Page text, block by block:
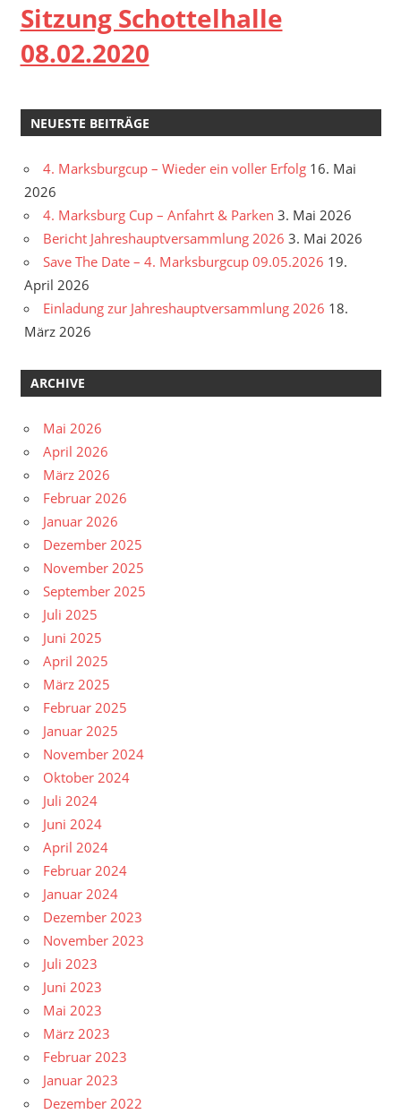
Sitzung Schottelhalle
08.02.2020
NEUESTE BEITRÄGE
4. Marksburgcup – Wieder ein voller Erfolg 16. Mai
2026
4. Marksburg Cup – Anfahrt & Parken 3. Mai 2026
Bericht Jahreshauptversammlung 2026 3. Mai 2026
Save The Date – 4. Marksburgcup 09.05.2026 19.
April 2026
Einladung zur Jahreshauptversammlung 2026 18.
März 2026
ARCHIVE
Mai 2026
April 2026
März 2026
Februar 2026
Januar 2026
Dezember 2025
November 2025
September 2025
Juli 2025
Juni 2025
April 2025
März 2025
Februar 2025
Januar 2025
November 2024
Oktober 2024
Juli 2024
Juni 2024
April 2024
Februar 2024
Januar 2024
Dezember 2023
November 2023
Juli 2023
Juni 2023
Mai 2023
März 2023
Februar 2023
Januar 2023
Dezember 2022